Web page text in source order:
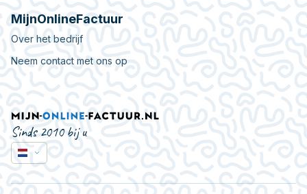
MijnOnlineFactuur
Over het bedrijf
Neem contact met ons op
Sinds 2010 bij u